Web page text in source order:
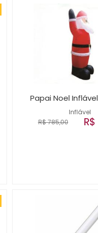
Inflável
Papai Noel
R$ 785,00